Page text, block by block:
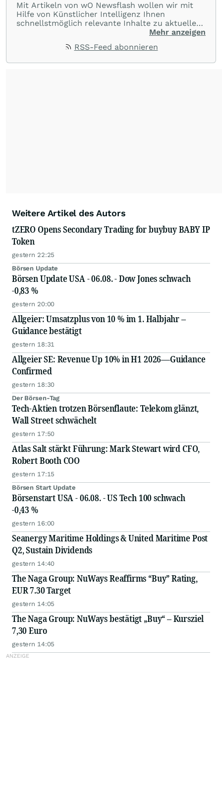
Mit Artikeln von wO Newsflash wollen wir mit
Hilfe von Künstlicher Intelligenz Ihnen
schnellstmöglich relevante Inhalte zu aktuellen
Ereignissen rund um Börse, Finanzmärkte aus
Mehr anzeigen
RSS-Feed abonnieren
Weitere Artikel des Autors
tZERO Opens Secondary Trading for buybuy BABY IP
Token
gestern 22:25
Börsen Update
Börsen Update USA - 06.08. - Dow Jones schwach
-0,83 %
gestern 20:00
Allgeier: Umsatzplus von 10 % im 1. Halbjahr –
Guidance bestätigt
gestern 18:31
Allgeier SE: Revenue Up 10% in H1 2026—Guidance
Confirmed
gestern 18:30
Der Börsen-Tag
Tech-Aktien trotzen Börsenflaute: Telekom glänzt,
Wall Street schwächelt
gestern 17:50
Atlas Salt stärkt Führung: Mark Stewart wird CFO,
Robert Booth COO
gestern 17:15
Börsen Start Update
Börsenstart USA - 06.08. - US Tech 100 schwach
-0,43 %
gestern 16:00
Seanergy Maritime Holdings & United Maritime Post
Q2, Sustain Dividends
gestern 14:40
The Naga Group: NuWays Reaffirms “Buy” Rating,
EUR 7.30 Target
gestern 14:05
The Naga Group: NuWays bestätigt „Buy“ – Kursziel
7,30 Euro
gestern 14:05